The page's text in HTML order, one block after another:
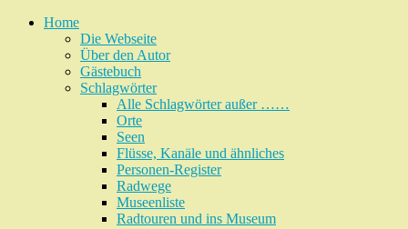
Home
Die Webseite
Über den Autor
Gästebuch
Schlagwörter
Alle Schlagwörter außer ……
Orte
Seen
Flüsse, Kanäle und ähnliches
Personen-Register
Radwege
Museenliste
Radtouren und ins Museum